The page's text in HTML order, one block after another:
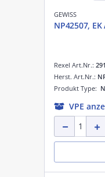
GEWISS
NP42507, EK
Rexel Art.Nr.:
Produkt Type:
Herst. Art.Nr.:
VPE